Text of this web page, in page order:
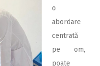
o
abordare
centrată
pe om,
poate